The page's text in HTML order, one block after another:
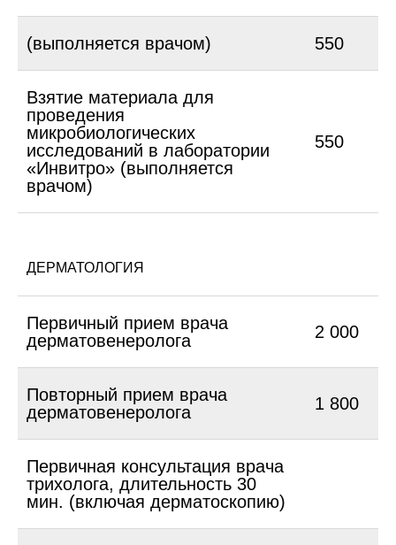
(выполняется врачом) 550
Взятие материала для
проведения
микробиологических
исследований в лаборатории
«Инвитро» (выполняется
врачом)
550
ДЕРМАТОЛОГИЯ
Первичный прием врача
дерматовенеролога
2 000
Повторный прием врача
дерматовенеролога
1 800
Первичная консультация врача
трихолога, длительность 30
мин. (включая дерматоскопию)